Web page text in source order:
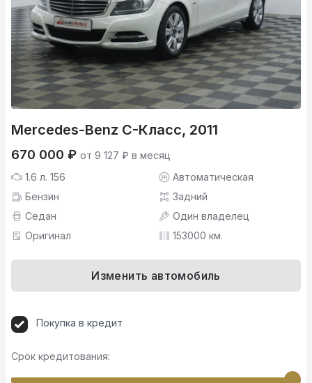
Mercedes-Benz C-Класс, 2011
670 000 ₽ от 9 127 ₽ в месяц
1.6 л. 156
Автоматическая
Бензин
Задний
Седан
Один владелец
Оригинал
153000 км.
Изменить автомобиль
Покупка в кредит
Срок кредитования: